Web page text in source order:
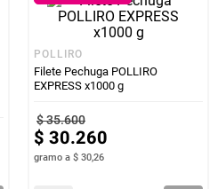
POLLIRO
Filete Pechuga POLLIRO
EXPRESS x1000 g
$35.600
$ 30.260
gramo a $ 30,26